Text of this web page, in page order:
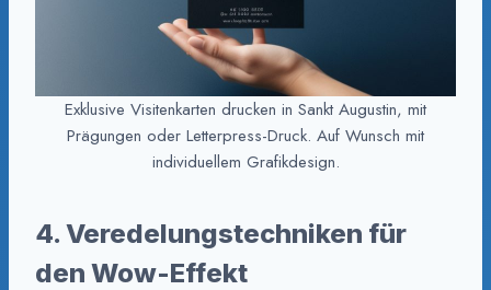
Exklusive Visitenkarten drucken in Sankt Augustin, mit
Prägungen oder Letterpress-Druck. Auf Wunsch mit
individuellem Grafikdesign.
4. Veredelungstechniken für
den Wow-Effekt